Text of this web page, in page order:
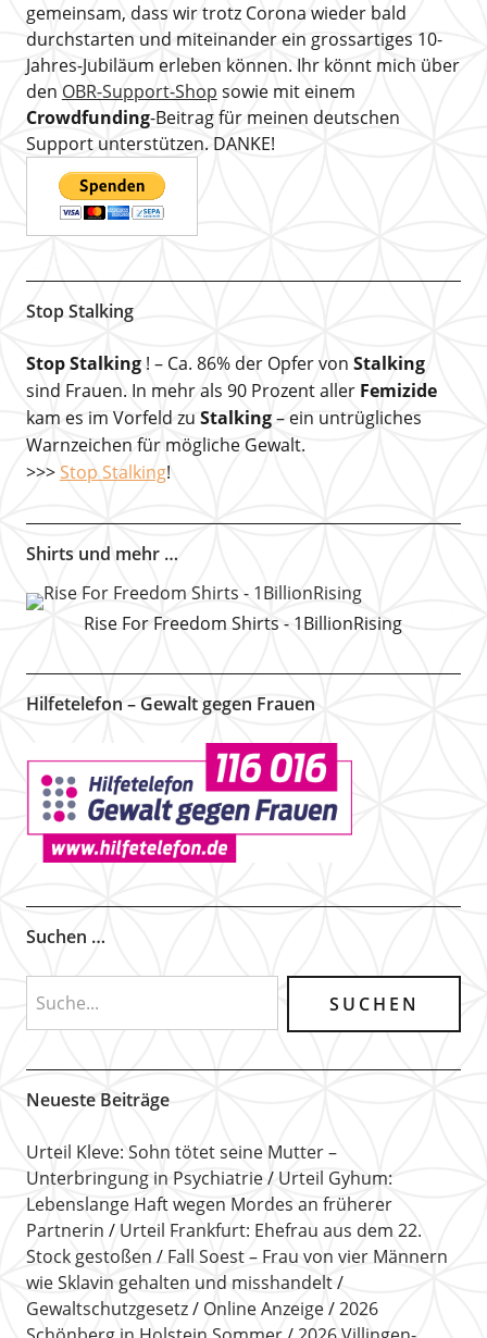
gemeinsam, dass wir trotz Corona wieder bald
durchstarten und miteinander ein grossartiges 10-
Jahres-Jubiläum erleben können. Ihr könnt mich über
den OBR-Support-Shop sowie mit einem
Crowdfunding-Beitrag für meinen deutschen
Support unterstützen. DANKE!
Stop Stalking
Stop Stalking! – Ca. 86% der Opfer von Stalking
sind Frauen. In mehr als 90 Prozent aller Femizide
kam es im Vorfeld zu Stalking– ein untrügliches
Warnzeichen für mögliche Gewalt.
>>> Stop Stalking!
Shirts und mehr …
Rise For Freedom Shirts - 1BillionRising
Hilfetelefon – Gewalt gegen Frauen
Suchen …
Neueste Beiträge
Urteil Kleve: Sohn tötet seine Mutter –
Unterbringung in Psychiatrie
Urteil Gyhum:
Lebenslange Haft wegen Mordes an früherer
Partnerin
Urteil Frankfurt: Ehefrau aus dem 22.
Stock gestoßen
Fall Soest – Frau von vier Männern
wie Sklavin gehalten und misshandelt
Gewaltschutzgesetz
Online Anzeige
2026